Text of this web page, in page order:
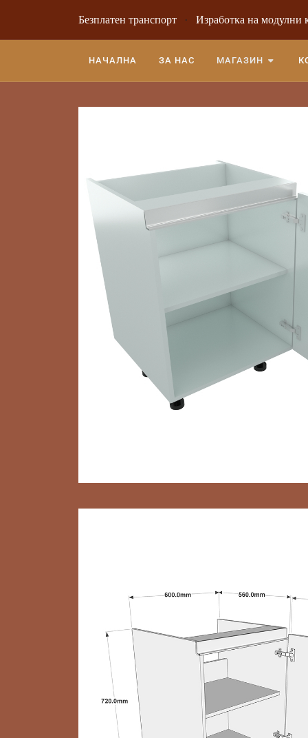
Безплатен транспорт · Изработка на модулни
НАЧАЛНА ЗА НАС МАГАЗИН